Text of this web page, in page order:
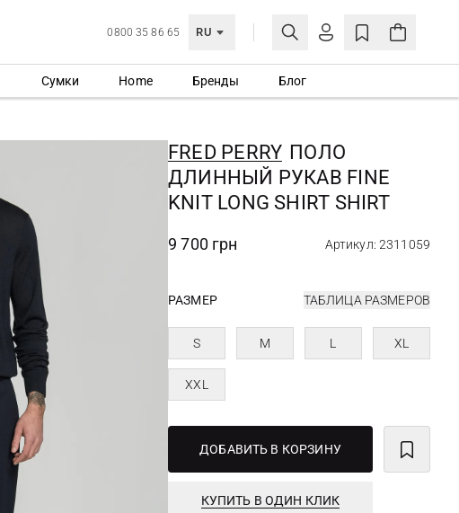
0800 35 86 65 RU
ЛИЧНЫЙ КАБИНЕТ
Еще не зарегистрированы?
СОЗДАТЬ УЧЕТНУЮ ЗАПИСЬ
Сумки Home Бренды Блог
FRED PERRY ПОЛО
ДЛИННЫЙ РУКАВ FINE
KNIT LONG SHIRT SHIRT
9 700 грн Артикул: 2311059
РАЗМЕР ТАБЛИЦА РАЗМЕРОВ
S M L XL
XXL
ДОБАВИТЬ В КОРЗИНУ
КУПИТЬ В ОДИН КЛИК